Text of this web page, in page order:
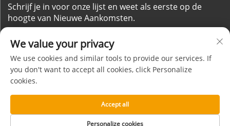
Schrijf je in voor onze lijst en weet als eerste op de
hoogte van Nieuwe Aankomsten.
Auteursrecht © Xiamen Mornsun Industrial Co., Ltd.
Alle rechten voorbehouden
Over CONTACT Privacybeleid Blog
We value your privacy
We use cookies and similar tools to provide our services. If
you don't want to accept all cookies, click Personalize
cookies.
Personalize cookies
Accept all